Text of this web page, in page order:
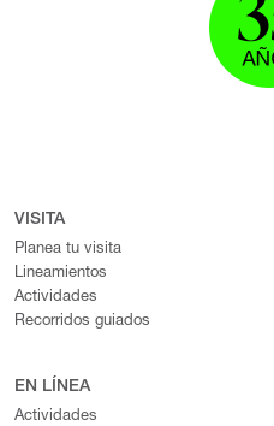
VISITA
Planea tu visita
Lineamientos
Actividades
Recorridos guiados
EN LÍNEA
Actividades